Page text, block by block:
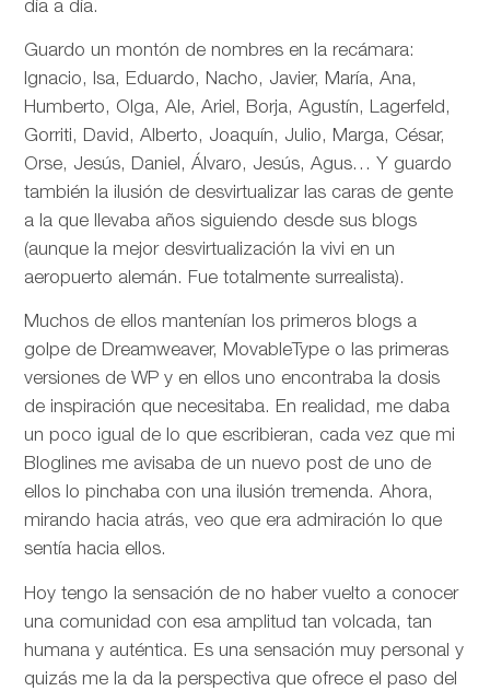
día a día.
Guardo un montón de nombres en la recámara:
Ignacio, Isa, Eduardo, Nacho, Javier, María, Ana,
Humberto, Olga, Ale, Ariel, Borja, Agustín, Lagerfeld,
Gorriti, David, Alberto, Joaquín, Julio, Marga, César,
Orse, Jesús, Daniel, Álvaro, Jesús, Agus… Y guardo
también la ilusión de desvirtualizar las caras de gente
a la que llevaba años siguiendo desde sus blogs
(aunque la mejor desvirtualización la vivi en un
aeropuerto alemán. Fue totalmente surrealista).
Muchos de ellos mantenían los primeros blogs a
golpe de Dreamweaver, MovableType o las primeras
versiones de WP y en ellos uno encontraba la dosis
de inspiración que necesitaba. En realidad, me daba
un poco igual de lo que escribieran, cada vez que mi
Bloglines me avisaba de un nuevo post de uno de
ellos lo pinchaba con una ilusión tremenda. Ahora,
mirando hacia atrás, veo que era admiración lo que
sentía hacia ellos.
Hoy tengo la sensación de no haber vuelto a conocer
una comunidad con esa amplitud tan volcada, tan
humana y auténtica. Es una sensación muy personal y
quizás me la da la perspectiva que ofrece el paso del